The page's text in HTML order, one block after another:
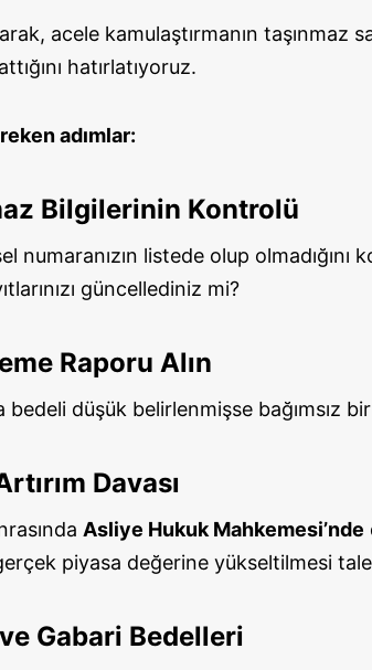
acele kamulaştırmanın
hatırlatıyoruz.
adımlar:
Bilgilerinin Kontrolü
numaranızın listede olup olmadığını
güncellediniz mi?
Raporu Alın
bedeli düşük belirlenmişse bağımsız
Davası
Asliye Hukuk Mahkemesi’nde
piyasa değerine yükseltilmesi
Gabari Bedelleri